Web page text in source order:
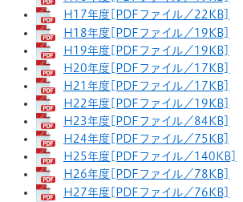
H17年度[PDFファイル／22KB]
H18年度[PDFファイル／19KB]
H19年度[PDFファイル／19KB]
H20年度[PDFファイル／17KB]
H21年度[PDFファイル／17KB]
H22年度[PDFファイル／19KB]
H23年度[PDFファイル／84KB]
H24年度[PDFファイル／75KB]
H25年度[PDFファイル／140KB]
H26年度[PDFファイル／78KB]
H27年度[PDFファイル／76KB]